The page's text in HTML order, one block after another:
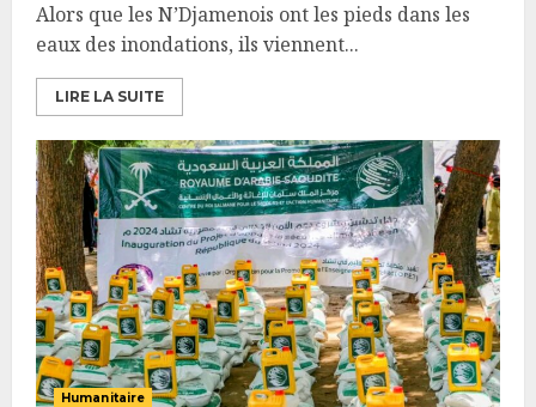
Alors que les N’Djamenois ont les pieds dans les
eaux des inondations, ils viennent...
LIRE LA SUITE
Humanitaire